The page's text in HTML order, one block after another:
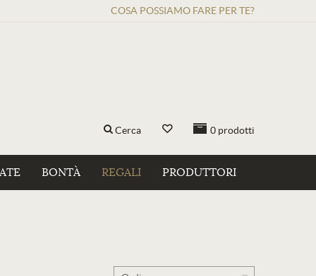
COSA POSSIAMO FARE PER TE?
0 prodotti
Cerca
BONTÀ REGALI PRODUTTORI